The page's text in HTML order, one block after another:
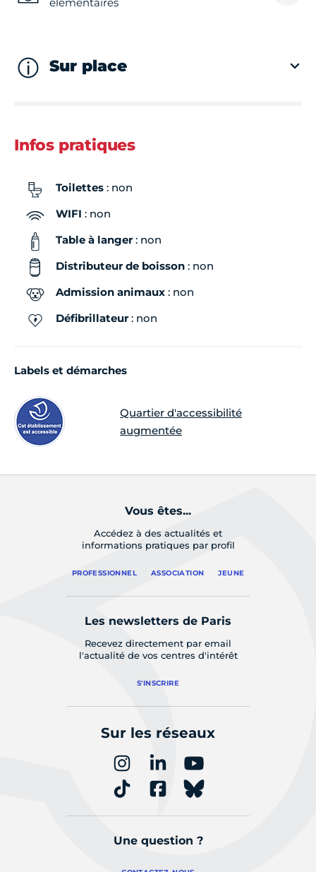
élémentaires
Sur place
Infos pratiques
Toilettes : non
WIFI : non
Table à langer: non
Distributeur de boisson : non
Admission animaux : non
Défibrillateur: non
Labels et démarches
Quartier d'accessibilité
augmentée
Vous êtes...
Accédez à des actualités et
informations pratiques par profil
PROFESSIONNEL ASSOCIATION JEUNE
Les newsletters de Paris
Recevez directement par email
l'actualité de vos centres d'intérêt
S'INSCRIRE
Sur les réseaux
Une question ?